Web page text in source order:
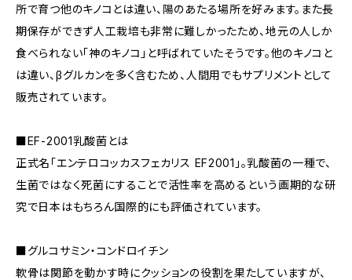
所で育つ他のキノコとは違い、陽のあたる場所を好みます。また長
期保存ができず人工栽培も非常に難しかったため、地元の人しか
食べられない「神のキノコ」と呼ばれていたそうです。他のキノコと
は違い、βグルカンを多く含むため、人間用でもサプリメントとして
販売されています。
■EF-2001乳酸菌とは
正式名「エンテロコッカスフェカリス EF2001」。乳酸菌の一種で、
生菌ではなく死菌にすることで活性率を高めるという画期的な研
究で日本はもちろん国際的にも評価されています。
■グルコサミン・コンドロイチン
軟骨は関節を動かす時にクッションの役割を果たしていますが、